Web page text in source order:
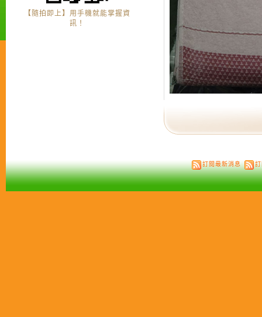
【隨拍即上】用手機就能掌握資
訊！
訂閱最新消息 訂